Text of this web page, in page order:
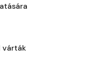
várták